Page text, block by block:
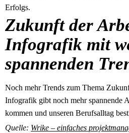
Erfolgs.
Zukunft der
Infografik mit
spannenden
Noch mehr Trends zum Thema
Infografik gibt noch mehr spannende
kommen und unseren Berufsalltag
Quelle: Wrike – einfaches